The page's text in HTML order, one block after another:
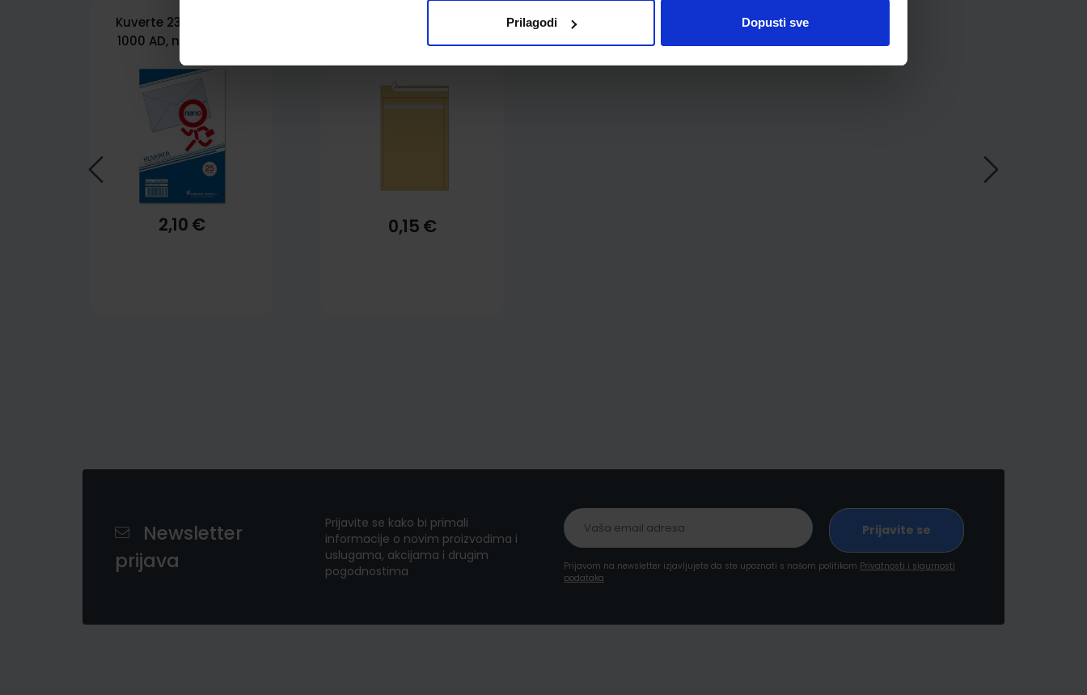
Prilagodi Dopusti sve
Kuverte 230x360 mm
1000 AD, natron, 25/1
2,10 €
jastučićima TIP A
0,15 €
Newsletter
prijava
Prijavite se kako bi primali
informacije o novim proizvodima i
uslugama, akcijama i drugim
pogodnostima
Prijavom na newsletter izjavljujete da ste upoznati s našom politikom Privatnosti i sigurnosti
podataka